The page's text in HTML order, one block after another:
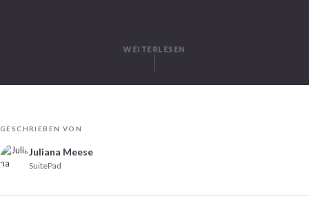
WEITERLESEN
GESCHRIEBEN VON
Juliana Meese
SuitePad